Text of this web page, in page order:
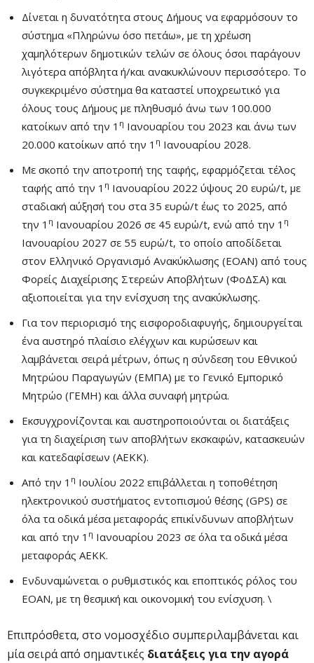
Δίνεται η δυνατότητα στους Δήμους να εφαρμόσουν το
σύστημα «Πληρώνω όσο πετάω», με τη χρέωση
χαμηλότερων δημοτικών τελών σε όλους όσοι παράγουν
λιγότερα απόβλητα ή/και ανακυκλώνουν περισσότερο. Το
συγκεκριμένο σύστημα θα καταστεί υποχρεωτικό για
όλους τους Δήμους με πληθυσμό άνω των 100.000
κατοίκων από την 1 η Ιανουαρίου του 2023 και άνω των
20.000 κατοίκων από την 1 η Ιανουαρίου 2028.
Με σκοπό την αποτροπή της ταφής, εφαρμόζεται τέλος
ταφής από την 1 η Ιανουαρίου 2022 ύψους 20 ευρώ/t, με
σταδιακή αύξησή του στα 35 ευρώ/t έως το 2025, από
την 1 η Ιανουαρίου 2026 σε 45 ευρώ/t, ενώ από την 1 η
Ιανουαρίου 2027 σε 55 ευρώ/t, το οποίο αποδίδεται
στον Ελληνικό Οργανισμό Ανακύκλωσης (ΕΟΑΝ) από τους
Φορείς Διαχείρισης Στερεών Αποβλήτων (ΦοΔΣΑ) και
αξιοποιείται για την ενίσχυση της ανακύκλωσης.
Για τον περιορισμό της εισφοροδιαφυγής, δημιουργείται
ένα αυστηρό πλαίσιο ελέγχων και κυρώσεων και
λαμβάνεται σειρά μέτρων, όπως η σύνδεση του Εθνικού
Μητρώου Παραγωγών (ΕΜΠΑ) με το Γενικό Εμπορικό
Μητρώο (ΓΕΜΗ) και άλλα συναφή μητρώα.
Εκσυγχρονίζονται και αυστηροποιούνται οι διατάξεις
για τη διαχείριση των αποβλήτων εκσκαφών, κατασκευών
και κατεδαφίσεων (ΑΕΚΚ).
Από την 1 η Ιουλίου 2022 επιβάλλεται η τοποθέτηση
ηλεκτρονικού συστήματος εντοπισμού θέσης (GPS) σε
όλα τα οδικά μέσα μεταφοράς επικίνδυνων αποβλήτων
και από την 1 η Ιανουαρίου 2023 σε όλα τα οδικά μέσα
μεταφοράς ΑΕΚΚ.
Ενδυναμώνεται ο ρυθμιστικός και εποπτικός ρόλος του
ΕΟΑΝ, με τη θεσμική και οικονομική του ενίσχυση. \
Επιπρόσθετα, στο νομοσχέδιο συμπεριλαμβάνεται και
μία σειρά από σημαντικές διατάξεις για την αγορά